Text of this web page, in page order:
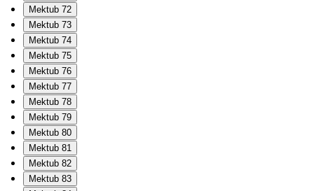
Mektub 72
Mektub 73
Mektub 74
Mektub 75
Mektub 76
Mektub 77
Mektub 78
Mektub 79
Mektub 80
Mektub 81
Mektub 82
Mektub 83